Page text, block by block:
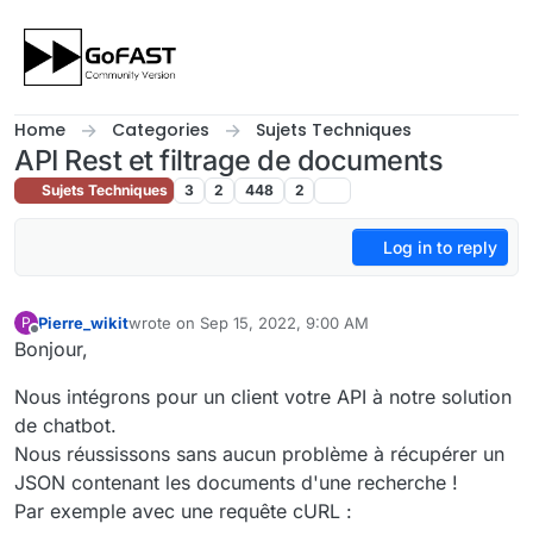
Home Categories Sujets Techniques
API Rest et filtrage de documents
Sujets Techniques 3 2 448 2
Log in to reply
P
Offline
Pierre_wikitwrote on Sep 15, 2022, 9:00 AM
last edited by Pierre_wikitSep 15, 2022, 11:21 AM
Bonjour,
Nous intégrons pour un client votre API à notre solution
de chatbot.
Nous réussissons sans aucun problème à récupérer un
JSON contenant les documents d'une recherche !
Par exemple avec une requête cURL :